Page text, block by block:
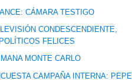
CÁMARA TESTIGO
CONDESCENDIENTE,
FELICES
MONTE CARLO
CAMPAÑA INTERNA: PEPE